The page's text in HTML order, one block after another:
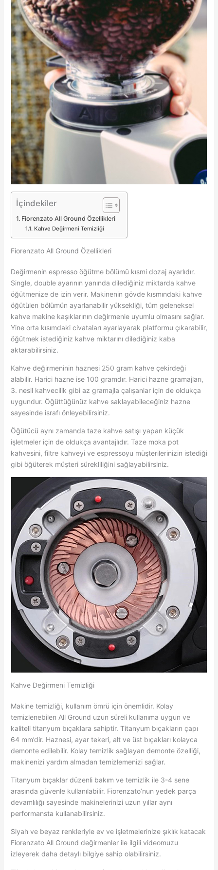
İçindekiler
Fiorenzato All Ground Özellikleri
Kahve Değirmeni Temizliği
Fiorenzato All Ground Özellikleri
Değirmenin espresso öğütme bölümü kısmi dozaj ayarlıdır.
Single, double ayarının yanında dilediğiniz miktarda kahve
öğütmenize de izin verir. Makinenin gövde kısmındaki kahve
öğütülen bölümün ayarlanabilir yüksekliği, tüm geleneksel
kahve makine kaşıklarının değirmenle uyumlu olmasını sağlar.
Yine orta kısımdaki civataları ayarlayarak platformu çıkarabilir,
öğütmek istediğiniz kahve miktarını dilediğiniz kaba
aktarabilirsiniz.
Kahve değirmeninin haznesi 250 gram kahve çekirdeği
alabilir. Harici hazne ise 100 gramdır. Harici hazne gramajları,
3. nesil kahvecilik gibi az gramajla çalışanlar için de oldukça
uygundur. Öğüttüğünüz kahve saklayabileceğiniz hazne
sayesinde israfı önleyebilirsiniz.
Öğütücü aynı zamanda taze kahve satışı yapan küçük
işletmeler için de oldukça avantajlıdır. Taze moka pot
kahvesini, filtre kahveyi ve espressoyu müşterilerinizin istediği
gibi öğüterek müşteri sürekliliğini sağlayabilirsiniz.
Kahve Değirmeni Temizliği
Makine temizliği, kullanım ömrü için önemlidir. Kolay
temizlenebilen All Ground uzun süreli kullanıma uygun ve
kaliteli titanyum bıçaklara sahiptir. Titanyum bıçakların çapı
64 mm’dir. Haznesi, ayar tekeri, alt ve üst bıçakları kolayca
demonte edilebilir. Kolay temizlik sağlayan demonte özelliği,
makinenizi yardım almadan temizlemenizi sağlar.
Titanyum bıçaklar düzenli bakım ve temizlik ile 3-4 sene
arasında güvenle kullanılabilir. Fiorenzato’nun yedek parça
devamlılığı sayesinde makinelerinizi uzun yıllar aynı
performansta kullanabilirsiniz.
Siyah ve beyaz renkleriyle ev ve işletmelerinize şıklık katacak
Fiorenzato All Ground değirmenler ile ilgili videomuzu
izleyerek daha detaylı bilgiye sahip olabilirsiniz.